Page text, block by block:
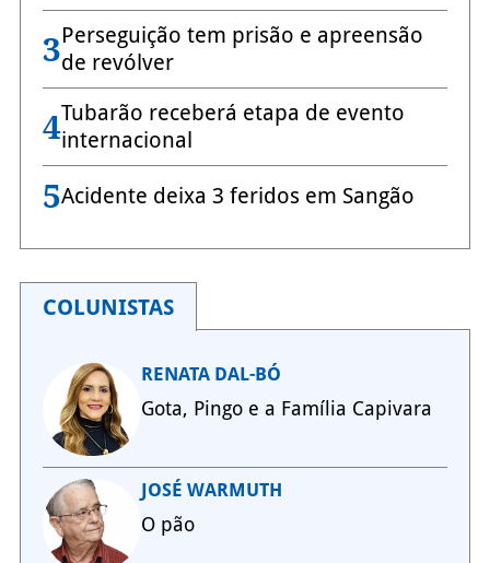
3Perseguição tem prisão e apreensão
de revólver
4Tubarão receberá etapa de evento
internacional
5Acidente deixa 3 feridos em Sangão
COLUNISTAS
RENATA DAL-BÓ
Gota, Pingo e a Família Capivara
JOSÉ WARMUTH
O pão